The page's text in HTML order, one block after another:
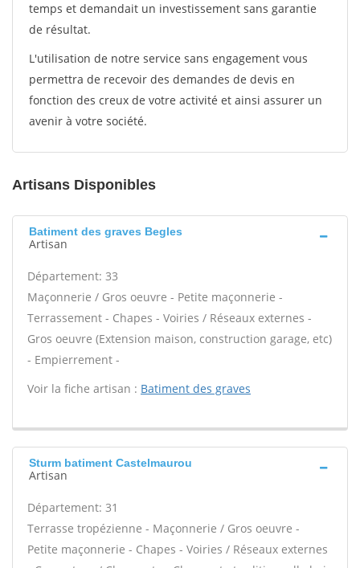
temps et demandait un investissement sans garantie
de résultat.
L'utilisation de notre service sans engagement vous
permettra de recevoir des demandes de devis en
fonction des creux de votre activité et ainsi assurer un
avenir à votre société.
Artisans Disponibles
Batiment des graves Begles
Artisan
Département: 33
Maçonnerie / Gros oeuvre - Petite maçonnerie -
Terrassement - Chapes - Voiries / Réseaux externes -
Gros oeuvre (Extension maison, construction garage, etc)
- Empierrement -
Voir la fiche artisan : Batiment des graves
Sturm batiment Castelmaurou
Artisan
Département: 31
Terrasse tropézienne - Maçonnerie / Gros oeuvre -
Petite maçonnerie - Chapes - Voiries / Réseaux externes